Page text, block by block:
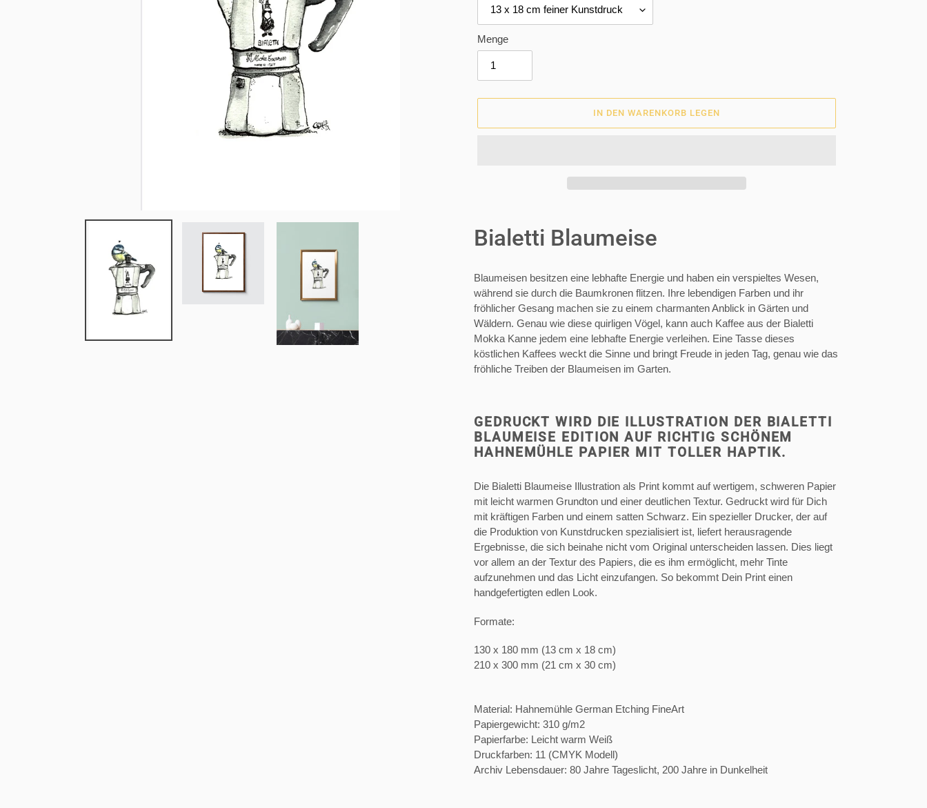
Menge
IN DEN WARENKORB LEGEN
zum
Bialetti Blaumeise
Blaumeisen besitzen eine lebhafte Energie und haben ein verspieltes Wesen,
während sie durch die Baumkronen flitzen. Ihre lebendigen Farben und ihr
fröhlicher Gesang machen sie zu einem charmanten Anblick in Gärten und
Wäldern. Genau wie diese quirligen Vögel, kann auch Kaffee aus der Bialetti
Mokka Kanne jedem eine lebhafte Energie verleihen. Eine Tasse dieses
köstlichen Kaffees weckt die Sinne und bringt Freude in jeden Tag, genau wie das
fröhliche Treiben der Blaumeisen im Garten.
GEDRUCKT WIRD DIE ILLUSTRATION DER BIALETTI
BLAUMEISE EDITION AUF RICHTIG SCHÖNEM
HAHNEMÜHLE PAPIER MIT TOLLER HAPTIK.
Die Bialetti Blaumeise Illustration als Print kommt auf wertigem, schweren Papier
mit leicht warmen Grundton und einer deutlichen Textur. Gedruckt wird für Dich
mit kräftigen Farben und einem satten Schwarz. Ein spezieller Drucker, der auf
die Produktion von Kunstdrucken spezialisiert ist, liefert herausragende
Ergebnisse, die sich beinahe nicht vom Original unterscheiden lassen. Dies liegt
vor allem an der Textur des Papiers, die es ihm ermöglicht, mehr Tinte
aufzunehmen und das Licht einzufangen. So bekommt Dein Print einen
handgefertigten edlen Look.
Formate:
130 x 180 mm (13 cm x 18 cm)
210 x 300 mm (21 cm x 30 cm)
Material: Hahnemühle German Etching FineArt
Papiergewicht: 310 g/m2
Papierfarbe: Leicht warm Weiß
Druckfarben: 11 (CMYK Modell)
Archiv Lebensdauer: 80 Jahre Tageslicht, 200 Jahre in Dunkelheit